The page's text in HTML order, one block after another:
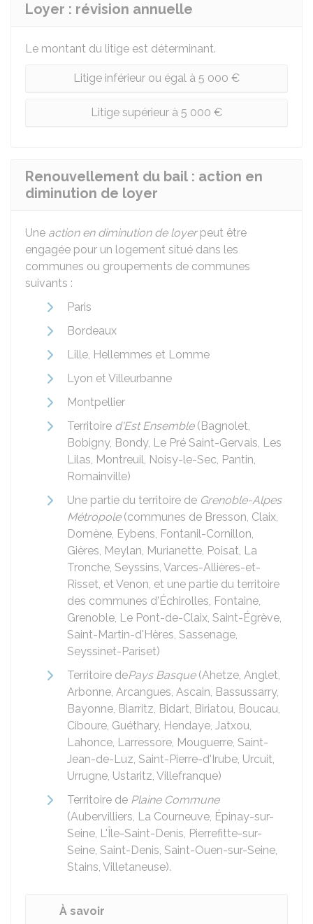
Loyer : révision annuelle
Le montant du litige est déterminant.
Litige inférieur ou égal à 5 000 €
Litige supérieur à 5 000 €
Renouvellement du bail : action en
diminution de loyer
Une action en diminution de loyerpeut être
engagée pour un logement situé dans les
communes ou groupements de communes
suivants :
Paris
Bordeaux
Lille, Hellemmes et Lomme
Lyon et Villeurbanne
Montpellier
Territoire d'Est Ensemble(Bagnolet,
Bobigny, Bondy, Le Pré Saint-Gervais, Les
Lilas, Montreuil, Noisy-le-Sec, Pantin,
Romainville)
Une partie du territoire de Grenoble-Alpes
Métropole(communes de Bresson, Claix,
Domène, Eybens, Fontanil-Cornillon,
Gières, Meylan, Murianette, Poisat, La
Tronche, Seyssins, Varces-Allières-et-
Risset, et Venon, et une partie du territoire
des communes d'Échirolles, Fontaine,
Grenoble, Le Pont-de-Claix, Saint-Égrève,
Saint-Martin-d'Hères, Sassenage,
Seyssinet-Pariset)
Territoire dePays Basque(Ahetze, Anglet,
Arbonne, Arcangues, Ascain, Bassussarry,
Bayonne, Biarritz, Bidart, Biriatou, Boucau,
Ciboure, Guéthary, Hendaye, Jatxou,
Lahonce, Larressore, Mouguerre, Saint-
Jean-de-Luz, Saint-Pierre-d'Irube, Urcuit,
Urrugne, Ustaritz, Villefranque)
Territoire de Plaine Commune
(Aubervilliers, La Courneuve, Épinay-sur-
Seine, L'Île-Saint-Denis, Pierrefitte-sur-
Seine, Saint-Denis, Saint-Ouen-sur-Seine,
Stains, Villetaneuse).
À savoir